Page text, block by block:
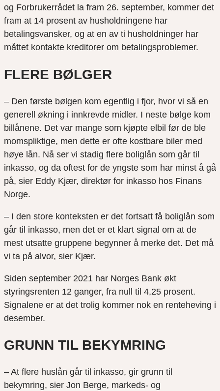
og Forbrukerrådet la fram 26. september, kommer det
fram at 14 prosent av husholdningene har
betalingsvansker, og at en av ti husholdninger har
måttet kontakte kreditorer om betalingsproblemer.
FLERE BØLGER
– Den første bølgen kom egentlig i fjor, hvor vi så en
generell økning i innkrevde midler. I neste bølge kom
billånene. Det var mange som kjøpte elbil før de ble
momspliktige, men dette er ofte kostbare biler med
høye lån. Nå ser vi stadig flere boliglån som går til
inkasso, og da oftest for de yngste som har minst å gå
på, sier Eddy Kjær, direktør for inkasso hos Finans
Norge.
– I den store konteksten er det fortsatt få boliglån som
går til inkasso, men det er et klart signal om at de
mest utsatte gruppene begynner å merke det. Det må
vi ta på alvor, sier Kjær.
Siden september 2021 har Norges Bank økt
styringsrenten 12 ganger, fra null til 4,25 prosent.
Signalene er at det trolig kommer nok en renteheving i
desember.
GRUNN TIL BEKYMRING
– At flere huslån går til inkasso, gir grunn til
bekymring, sier Jon Berge, markeds- og